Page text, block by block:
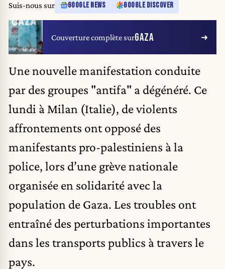
Suis-nous sur GOOGLE NEWS GOOGLE DISCOVER
Couverture complète surGAZA
Une nouvelle manifestation conduite
par des groupes "antifa" a dégénéré. Ce
lundi à Milan (Italie), de violents
affrontements ont opposé des
manifestants pro-palestiniens à la
police, lors d’une grève nationale
organisée en solidarité avec la
population de Gaza. Les troubles ont
entraîné des perturbations importantes
dans les transports publics à travers le
pays.